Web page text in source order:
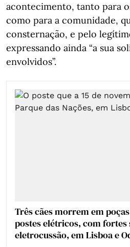
acontecimento, tanto para
como para a comunidade,
consternação, e pelo
expressando ainda “a sua
envolvidos”.
Três cães morrem em
postes elétricos, com fortes
eletrocussão, em Lisboa e